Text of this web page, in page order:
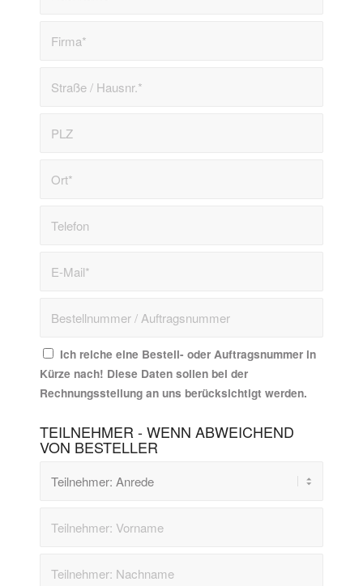
Ich reiche eine Bestell- oder Auftragsnummer in
Kürze nach! Diese Daten sollen bei der
Rechnungsstellung an uns berücksichtigt werden.
TEILNEHMER - WENN ABWEICHEND
VON BESTELLER